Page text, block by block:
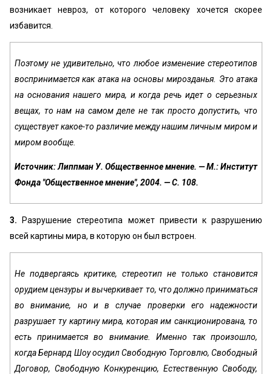
возникает невроз, от которого человеку хочется скорее
избавится.
Поэтому не удивительно, что любое изменение стереотипов
воспринимается как атака на основы мирозданья. Это атака
на основания нашего мира, и когда речь идет о серьезных
вещах, то нам на самом деле не так просто допустить, что
существует какое-то различие между нашим личным миром и
миром вообще.
Источник: Липпман У. Общественное мнение. — М.: Институт
Фонда "Общественное мнение", 2004. — С. 108.
3.
Разрушение стереотипа может привести к разрушению
всей картины мира, в которую он был встроен.
Не подвергаясь критике, стереотип не только становится
орудием цензуры и вычеркивает то, что должно приниматься
во внимание, но и в случае проверки его надежности
разрушает ту картину мира, которая им санкционирована, то
есть принимается во внимание. Именно так произошло,
когда Бернард Шоу осудил Свободную Торговлю, Свободный
Договор, Свободную Конкуренцию, Естественную Свободу,